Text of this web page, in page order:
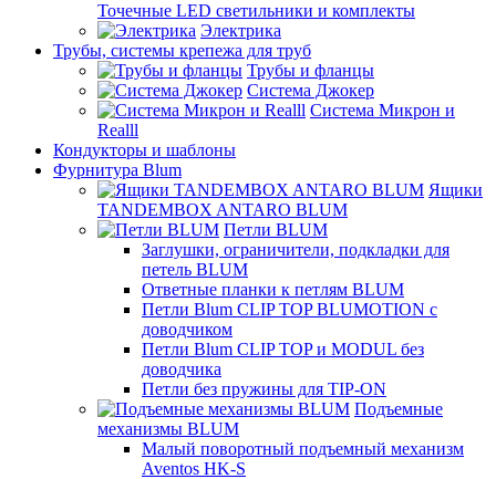
Точечные LED светильники и комплекты
Электрика
Трубы, системы крепежа для труб
Трубы и фланцы
Система Джокер
Система Микрон и
Realll
Кондукторы и шаблоны
Фурнитура Blum
Ящики
TANDEMBOX ANTARO BLUM
Петли BLUM
Заглушки, ограничители, подкладки для
петель BLUM
Ответные планки к петлям BLUM
Петли Blum CLIP TOP BLUMOTION с
доводчиком
Петли Blum CLIP TOP и MODUL без
доводчика
Петли без пружины для TIP-ON
Подъемные
механизмы BLUM
Малый поворотный подъемный механизм
Aventos HK-S